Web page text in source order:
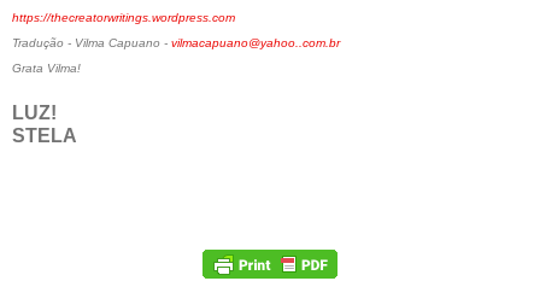
https://thecreatorwritings.wordpress.com
Tradução - Vilma Capuano - vilmacapuano@yahoo..com.br
Grata Vilma!
LUZ!
STELA